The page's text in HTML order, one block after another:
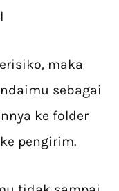
maka
sebagai
ke folder
pengirim.